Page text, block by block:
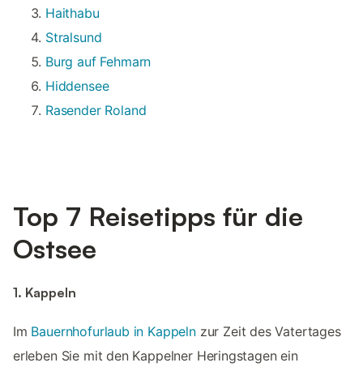
Haithabu
Stralsund
Burg auf Fehmarn
Hiddensee
Rasender Roland
Top 7 Reisetipps für die
Ostsee
1. Kappeln
Im Bauernhofurlaub in Kappelnzur Zeit des Vatertages
erleben Sie mit den Kappelner Heringstagen ein